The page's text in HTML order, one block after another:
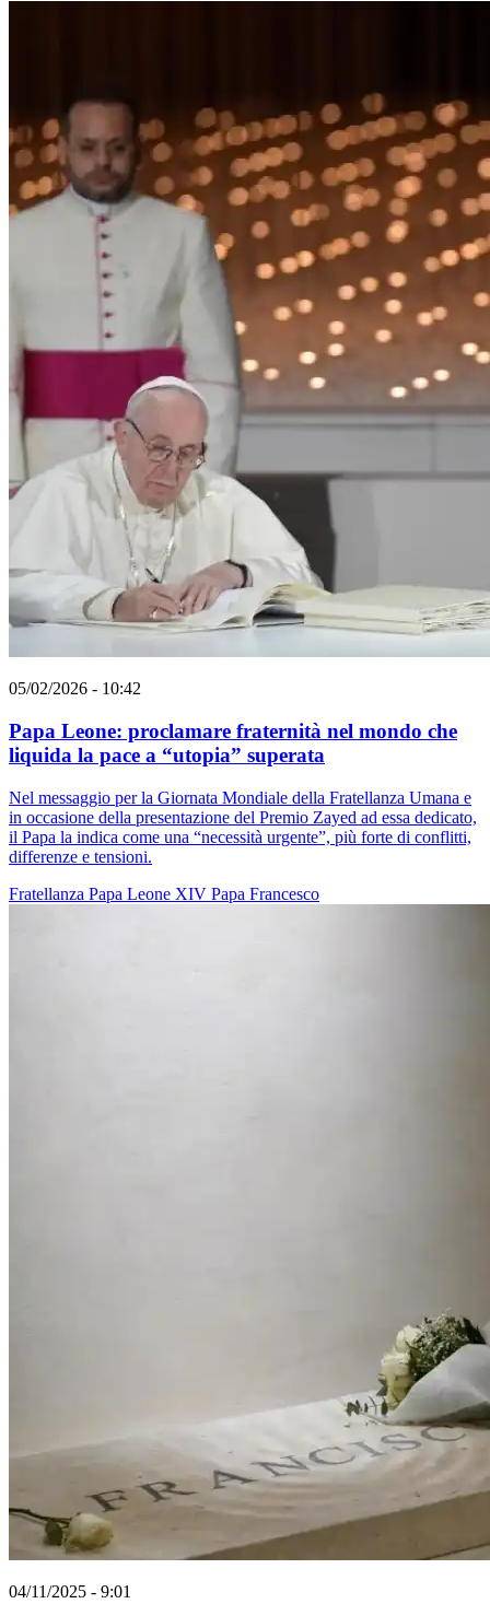
05/02/2026 - 10:42
Papa Leone: proclamare fraternità nel mondo che
liquida la pace a “utopia” superata
Nel messaggio per la Giornata Mondiale della Fratellanza Umana e
in occasione della presentazione del Premio Zayed ad essa dedicato,
il Papa la indica come una “necessità urgente”, più forte di conflitti,
differenze e tensioni.
Fratellanza Papa Leone XIV Papa Francesco
04/11/2025 - 9:01